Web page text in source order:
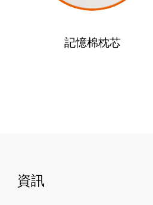
記憶棉枕芯
資訊